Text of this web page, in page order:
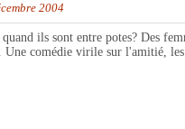
2004
ils sont entre potes? Des
comédie virile sur l'amitié,